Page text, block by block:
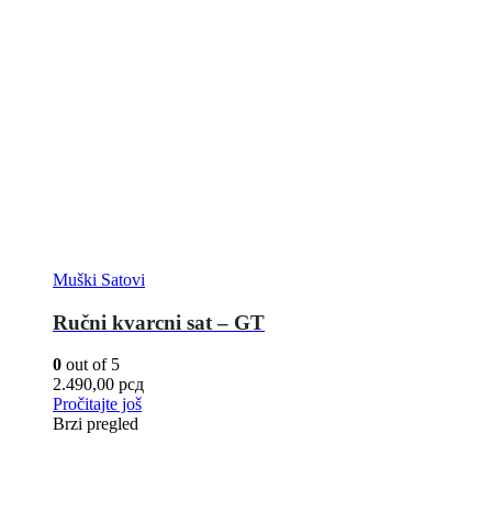
Muški Satovi
Ručni kvarcni sat – GT
0 out of 5
2.490,00 рсд
Pročitajte još
Brzi pregled